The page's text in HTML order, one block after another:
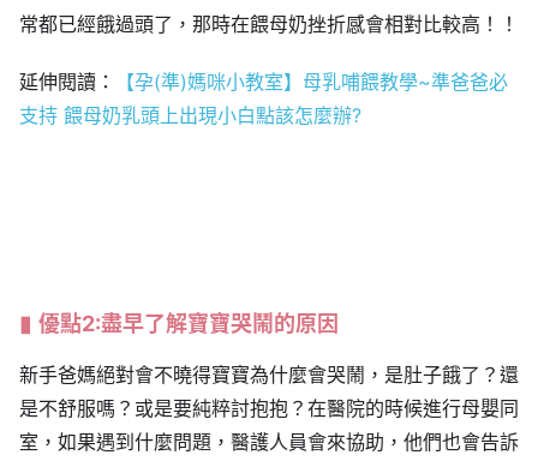
常都已經餓過頭了，那時在餵母奶挫折感會相對比較高！！
延伸閱讀：
【孕(準)媽咪小教室】母乳哺餵教學~準爸爸必
支持 餵母奶乳頭上出現小白點該怎麼辦?
優點2:盡早了解寶寶哭鬧的原因
新手爸媽絕對會不曉得寶寶為什麼會哭鬧，是肚子餓了？還
是不舒服嗎？或是要純粹討抱抱？在醫院的時候進行母嬰同
室，如果遇到什麼問題，醫護人員會來協助，他們也會告訴